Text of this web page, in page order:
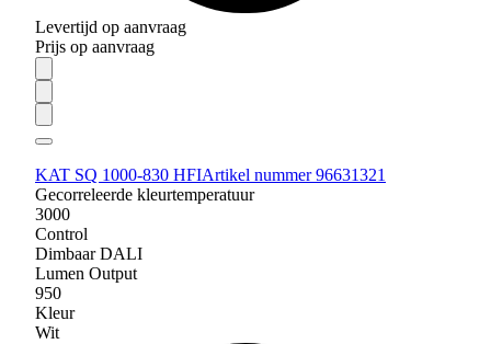
Levertijd op aanvraag
Prijs op aanvraag
KAT SQ 1000-830 HFIArtikel nummer 96631321
Gecorreleerde kleurtemperatuur
3000
Control
Dimbaar DALI
Lumen Output
950
Kleur
Wit